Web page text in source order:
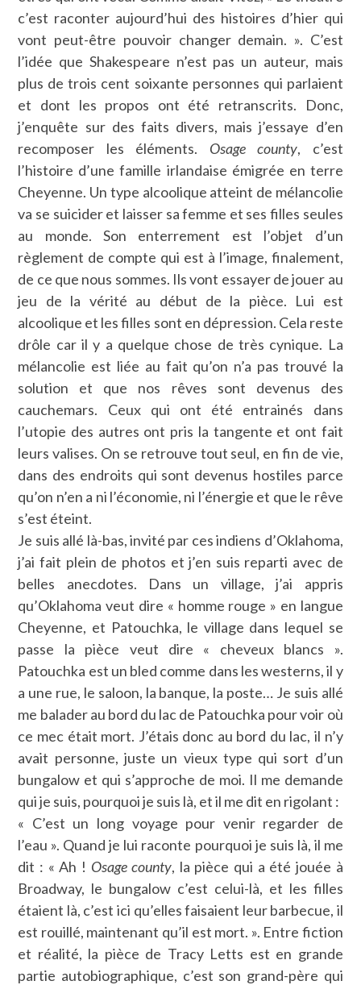
c’est raconter aujourd’hui des histoires d’hier qui
vont peut-être pouvoir changer demain. ». C’est
l’idée que Shakespeare n’est pas un auteur, mais
plus de trois cent soixante personnes qui parlaient
et dont les propos ont été retranscrits. Donc,
j’enquête sur des faits divers, mais j’essaye d’en
recomposer les éléments. Osage county, c’est
l’histoire d’une famille irlandaise émigrée en terre
Cheyenne. Un type alcoolique atteint de mélancolie
va se suicider et laisser sa femme et ses filles seules
au monde. Son enterrement est l’objet d’un
règlement de compte qui est à l’image, finalement,
de ce que nous sommes. Ils vont essayer de jouer au
jeu de la vérité au début de la pièce. Lui est
alcoolique et les filles sont en dépression. Cela reste
drôle car il y a quelque chose de très cynique. La
mélancolie est liée au fait qu’on n’a pas trouvé la
solution et que nos rêves sont devenus des
cauchemars. Ceux qui ont été entrainés dans
l’utopie des autres ont pris la tangente et ont fait
leurs valises. On se retrouve tout seul, en fin de vie,
dans des endroits qui sont devenus hostiles parce
qu’on n’en a ni l’économie, ni l’énergie et que le rêve
s’est éteint.
Je suis allé là-bas, invité par ces indiens d’Oklahoma,
j’ai fait plein de photos et j’en suis reparti avec de
belles anecdotes. Dans un village, j’ai appris
qu’Oklahoma veut dire « homme rouge » en langue
Cheyenne, et Patouchka, le village dans lequel se
passe la pièce veut dire « cheveux blancs ».
Patouchka est un bled comme dans les westerns, il y
a une rue, le saloon, la banque, la poste… Je suis allé
me balader au bord du lac de Patouchka pour voir où
ce mec était mort. J’étais donc au bord du lac, il n’y
avait personne, juste un vieux type qui sort d’un
bungalow et qui s’approche de moi. Il me demande
qui je suis, pourquoi je suis là, et il me dit en rigolant :
« C’est un long voyage pour venir regarder de
l’eau ». Quand je lui raconte pourquoi je suis là, il me
dit : « Ah ! Osage county, la pièce qui a été jouée à
Broadway, le bungalow c’est celui-là, et les filles
étaient là, c’est ici qu’elles faisaient leur barbecue, il
est rouillé, maintenant qu’il est mort. ». Entre fiction
et réalité, la pièce de Tracy Letts est en grande
partie autobiographique, c’est son grand-père qui